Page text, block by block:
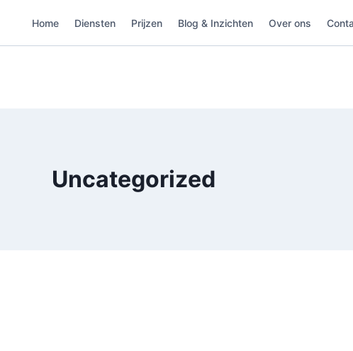
Home Diensten Prijzen Blog & Inzichten Over ons
Uncategorized